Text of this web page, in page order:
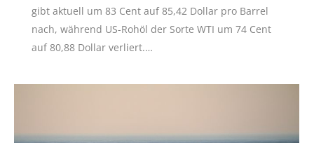
gibt aktuell um 83 Cent auf 85,42 Dollar pro Barrel
nach, während US-Rohöl der Sorte WTI um 74 Cent
auf 80,88 Dollar verliert.…